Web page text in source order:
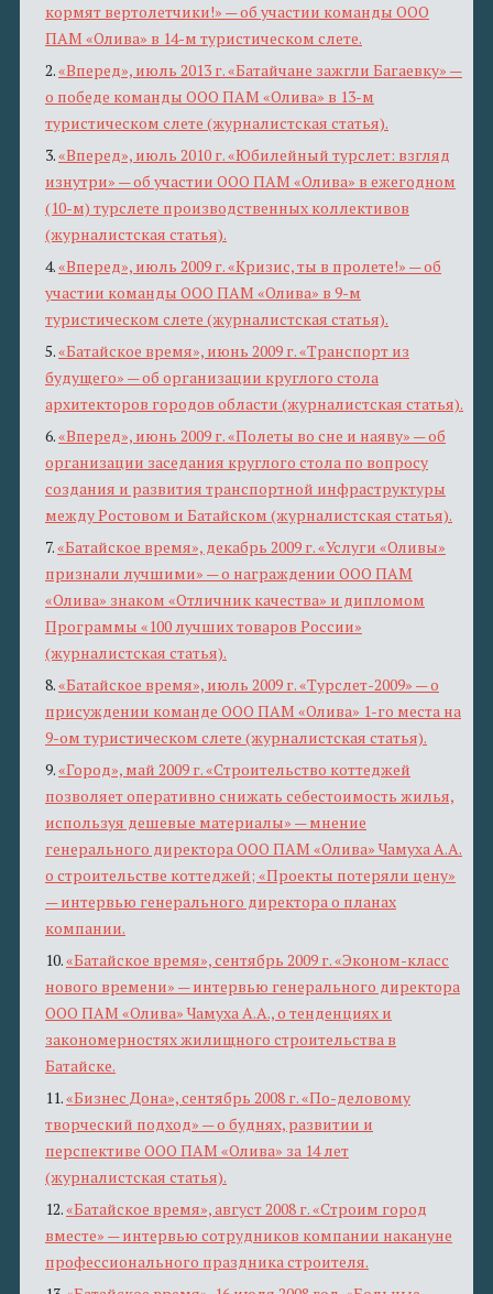
кормят вертолетчики!» — об участии команды ООО
ПАМ «Олива» в 14-м туристическом слете.
2.«Вперед», июль 2013 г. «Батайчане зажгли Багаевку» —
о победе команды ООО ПАМ «Олива» в 13-м
туристическом слете (журналистская статья).
3.«Вперед», июль 2010 г. «Юбилейный турслет: взгляд
изнутри» — об участии ООО ПАМ «Олива» в ежегодном
(10-м) турслете производственных коллективов
(журналистская статья).
4.«Вперед», июль 2009 г. «Кризис, ты в пролете!» — об
участии команды ООО ПАМ «Олива» в 9-м
туристическом слете (журналистская статья).
5.«Батайское время», июнь 2009 г. «Транспорт из
будущего» — об организации круглого стола
архитекторов городов области (журналистская статья).
6.«Вперед», июнь 2009 г. «Полеты во сне и наяву» — об
организации заседания круглого стола по вопросу
создания и развития транспортной инфраструктуры
между Ростовом и Батайском (журналистская статья).
7.«Батайское время», декабрь 2009 г. «Услуги «Оливы»
признали лучшими» — о награждении ООО ПАМ
«Олива» знаком «Отличник качества» и дипломом
Программы «100 лучших товаров России»
(журналистская статья).
8.«Батайское время», июль 2009 г. «Турслет-2009» — о
присуждении команде ООО ПАМ «Олива» 1-го места на
9-ом туристическом слете (журналистская статья).
9.«Город», май 2009 г. «Строительство коттеджей
позволяет оперативно снижать себестоимость жилья,
используя дешевые материалы» — мнение
генерального директора ООО ПАМ «Олива» Чамуха А.А.
о строительстве коттеджей; «Проекты потеряли цену»
— интервью генерального директора о планах
компании.
10.«Батайское время», сентябрь 2009 г. «Эконом-класс
нового времени» — интервью генерального директора
ООО ПАМ «Олива» Чамуха А.А., о тенденциях и
закономерностях жилищного строительства в
Батайске.
11.«Бизнес Дона», сентябрь 2008 г. «По-деловому
творческий подход» — о буднях, развитии и
перспективе ООО ПАМ «Олива» за 14 лет
(журналистская статья).
12.«Батайское время», август 2008 г. «Строим город
вместе» — интервью сотрудников компании накануне
профессионального праздника строителя.